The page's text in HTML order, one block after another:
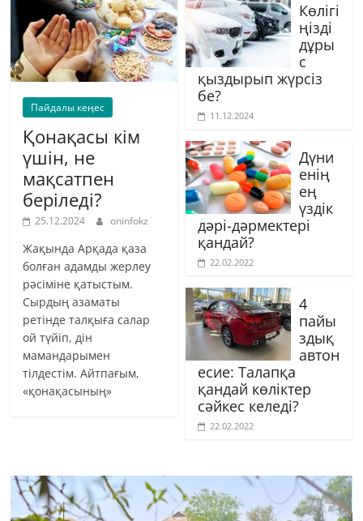
Пайдалы кеңес
Қонақасы кім
үшін, не
мақсатпен
беріледі?
25.12.2024 oninfokz
Жақында Арқада қаза
болған адамды жерлеу
рәсіміне қатыстым.
Сырдың азаматы
ретінде талқыға салар
ой түйіп, дін
мамандарымен
тілдестім. Айтпағым,
«қонақасының»
Көлігі
ңізді
дұры
с
қыздырып жүрсіз
бе?
11.12.2024
Дүни
енің
ең
үздік
дәрі-дәрмектері
қандай?
22.02.2022
4
пайы
здық
автон
есие: Талапқа
қандай көліктер
сәйкес келеді?
22.02.2022